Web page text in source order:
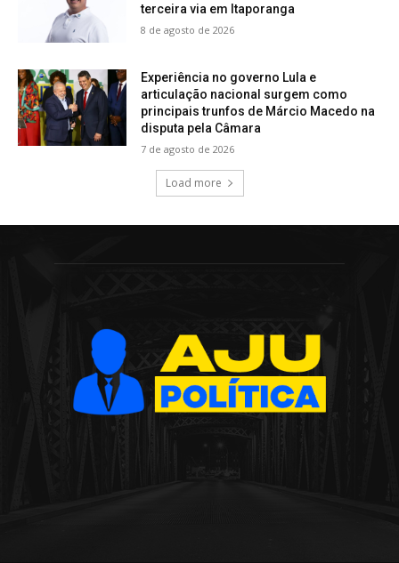
terceira via em Itaporanga
8 de agosto de 2026
Experiência no governo Lula e
articulação nacional surgem como
principais trunfos de Márcio Macedo na
disputa pela Câmara
7 de agosto de 2026
Load more